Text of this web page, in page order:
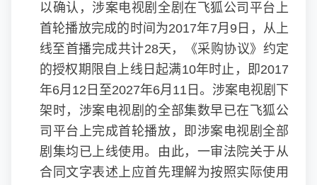
以确认，涉案电视剧全剧在飞狐公司平台上
首轮播放完成的时间为2017年7月9日，从上
线至首播完成共计28天，《采购协议》约定
的授权期限自上线日起满10年时止，即2017
年6月12日至2027年6月11日。涉案电视剧下
架时，涉案电视剧的全部集数早已在飞狐公
司平台上完成首轮播放，即涉案电视剧全部
剧集均已上线使用。由此，一审法院关于从
合同文字表述上应首先理解为按照实际使用